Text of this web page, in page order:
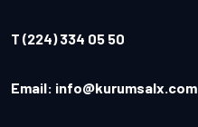
T (224) 334 05 50
Email: info@kurumsalx.com